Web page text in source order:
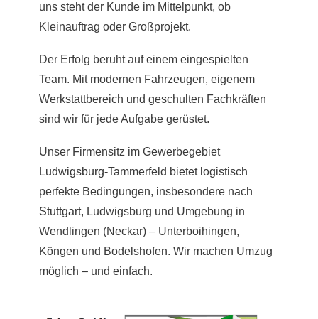
uns steht der Kunde im Mittelpunkt, ob
Kleinauftrag oder Großprojekt.
Der Erfolg beruht auf einem eingespielten
Team. Mit modernen Fahrzeugen, eigenem
Werkstattbereich und geschulten Fachkräften
sind wir für jede Aufgabe gerüstet.
Unser Firmensitz im Gewerbegebiet
Ludwigsburg-Tammerfeld bietet logistisch
perfekte Bedingungen, insbesondere nach
Stuttgart, Ludwigsburg und Umgebung in
Wendlingen (Neckar) – Unterboihingen,
Köngen und Bodelshofen. Wir machen Umzug
möglich – und einfach.